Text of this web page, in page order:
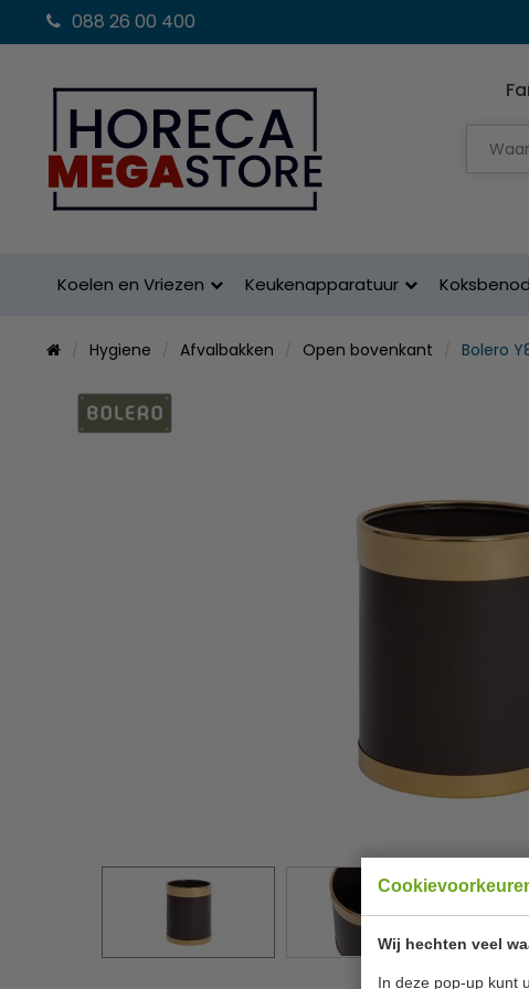
Wij hechten veel
In deze pop-up kunt
088 26 00 400
Koelen en Vriezen Keukenapparatuur
Hygiene Afvalbakken Open bovenkant Bolero